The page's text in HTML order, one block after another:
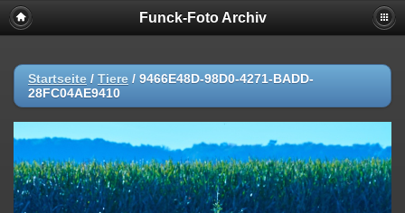
Funck-Foto Archiv
Startseite / Tiere / 9466E48D-98D0-4271-BADD-
28FC04AE9410